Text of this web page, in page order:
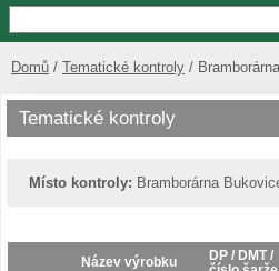
Domů Tematické kontroly
Tematické kontroly
Místo kontroly: Bramborárna
Název výrobku
DP / DMT /